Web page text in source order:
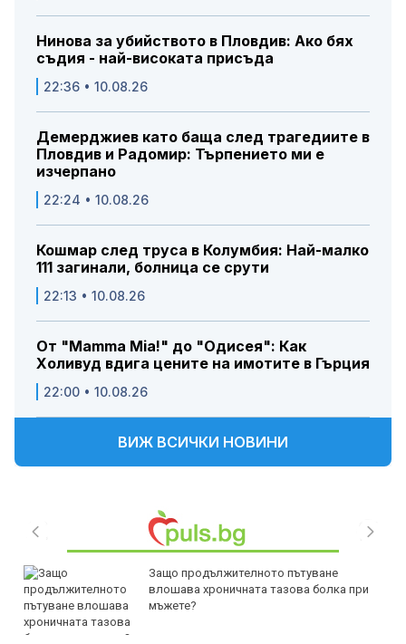
Нинова за убийството в Пловдив: Ако бях
съдия - най-високата присъда
22:36 • 10.08.26
Демерджиев като баща след трагедиите в
Пловдив и Радомир: Търпението ми е
изчерпано
22:24 • 10.08.26
Кошмар след труса в Колумбия: Най-малко
111 загинали, болница се срути
22:13 • 10.08.26
От "Mamma Mia!" до "Одисея": Как
Холивуд вдига цените на имотите в Гърция
22:00 • 10.08.26
ВИЖ ВСИЧКИ НОВИНИ
Защо продължителното пътуване
влошава хроничната тазова болка при
мъжете?